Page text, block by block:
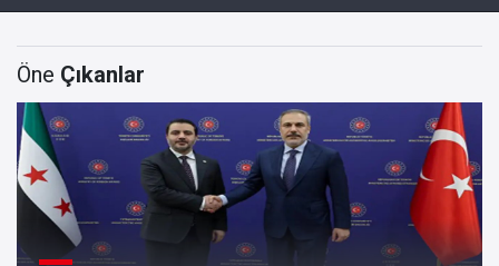
Öne Çıkanlar